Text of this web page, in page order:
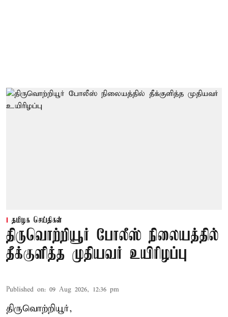
தமிழக செய்திகள்
திருவொற்றியூர் போலீஸ் நிலையத்தில்
தீக்குளித்த முதியவர் உயிரிழப்பு
Published on: 09 Aug 2026, 12:36 pm
திருவொற்றியூர்,